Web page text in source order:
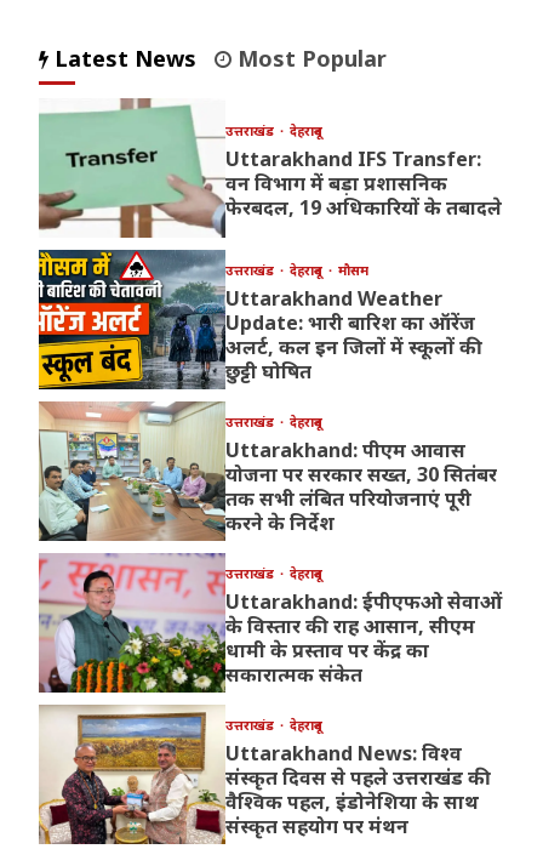
Latest News Most Popular
उत्तराखंड देहरादून
Uttarakhand IFS Transfer:
वन विभाग में बड़ा प्रशासनिक
फेरबदल, 19 अधिकारियों के तबादले
उत्तराखंड देहरादून मौसम
Uttarakhand Weather
Update: भारी बारिश का ऑरेंज
अलर्ट, कल इन जिलों में स्कूलों की
छुट्टी घोषित
उत्तराखंड देहरादून
Uttarakhand: पीएम आवास
योजना पर सरकार सख्त, 30 सितंबर
तक सभी लंबित परियोजनाएं पूरी
करने के निर्देश
उत्तराखंड देहरादून
Uttarakhand: ईपीएफओ सेवाओं
के विस्तार की राह आसान, सीएम
धामी के प्रस्ताव पर केंद्र का
सकारात्मक संकेत
उत्तराखंड देहरादून
Uttarakhand News: विश्व
संस्कृत दिवस से पहले उत्तराखंड की
वैश्विक पहल, इंडोनेशिया के साथ
संस्कृत सहयोग पर मंथन